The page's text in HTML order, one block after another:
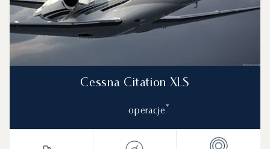
Cessna Citation XLS
operacje*